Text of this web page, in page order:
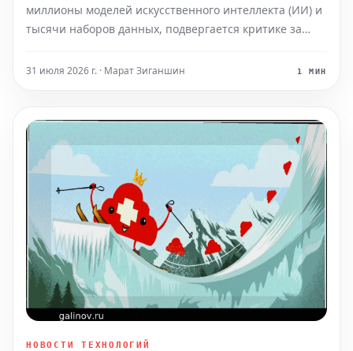
миллионы моделей искусственного интеллекта (ИИ) и
тысячи наборов данных, подвергается критике за
направленных на предотвращение создания и
31 июля 2026 г. · Марат Зиганшин 1 МИН
НОВОСТИ ТЕХНОЛОГИЙ